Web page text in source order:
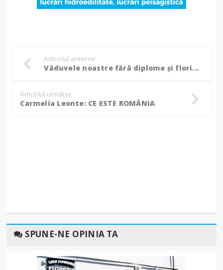
Articolul anterior
Văduvele noastre fără diplome și flori...
Articolul următor
Carmelia Leonte: CE ESTE ROMÂNIA
SPUNE-NE OPINIA TA